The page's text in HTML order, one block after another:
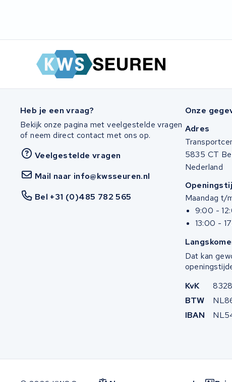
Schwinn
Tounis
Sundvall
Rixe
Panasonic
Bianchi
Heb je een vraag?
Bekijk onze pagina met veelgestelde vragen
of neem direct contact met ons op.
Veelgestelde vragen
Mail naar info@kwsseuren.nl
Bel +31 (0)485 782 565
Onze
Adres
5835 CT
Nederland
Maandag t/
9:00 -
13:00 -
Dat kan
KvK
BTW
IBAN